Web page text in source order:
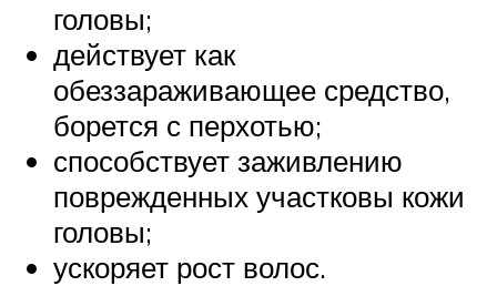
головы;
действует как
обеззараживающее средство,
борется с перхотью;
способствует заживлению
поврежденных участковы кожи
головы;
ускоряет рост волос.